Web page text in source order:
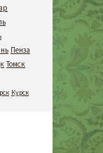
Пенза
Томск
Курск